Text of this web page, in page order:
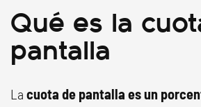
Qué es la
pantalla
La cuota de pantalla es un